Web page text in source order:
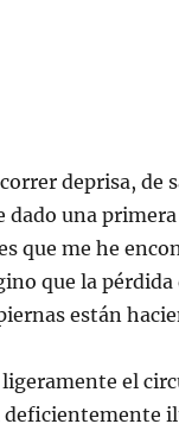
deprisa, de
dado una
que me he
que la pérdida
están
el